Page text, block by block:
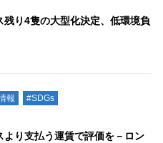
り4隻の大型化決定、低環境負
報 #SDGs
り支払う運賃で評価を－ロン